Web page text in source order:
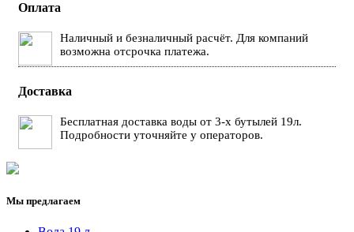
Оплата
Наличный и безналичный расчёт. Для компаний
возможна отсрочка платежа.
Доставка
Бесплатная доставка воды от 3-х бутылей 19л.
Подробности уточняйте у операторов.
Мы предлагаем